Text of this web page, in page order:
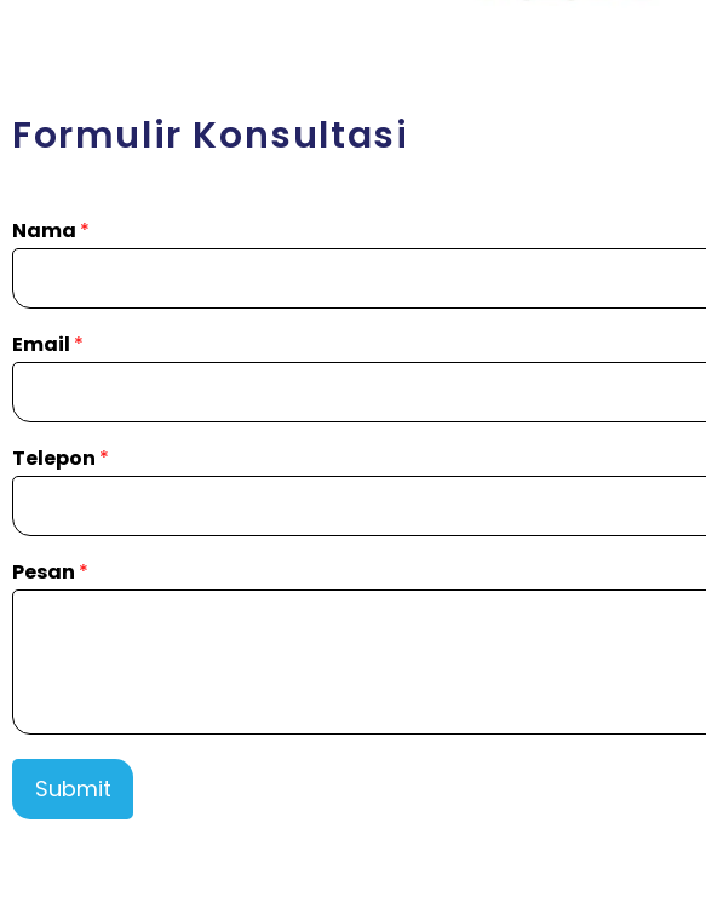
Formulir Konsultasi
Nama *
Email *
Telepon *
Pesan *
Submit